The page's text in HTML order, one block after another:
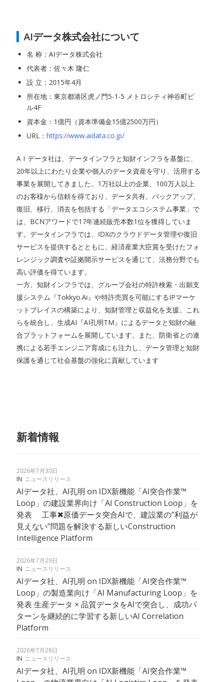
AIデータ株式会社について
名 称：AIデータ株式会社
代表者：佐々木 隆仁
設 立：2015年4月
所在地：東京都港区虎ノ門5-1-5 メトロシティ神谷町ビ
ル4F
資本金：1億円（資本準備金15億2500万円）
URL： https://www.aidata.co.jp/
AＩデータ社は、データインフラと知財インフラを基盤に、
20年以上にわたり企業や個人のデータ資産を守り、活用する
事業を展開してきました。1万社以上の企業、100万人以上
のお客様から信頼を得ており、データ共有、バックアップ、
復旧、移行、消去を包括する「データエコシステム事業」で
は、BCNアワードで17年連続販売本数1位を獲得していま
す。データインフラでは、IDXのクラウドデータ管理や復旧
サービスを提供するとともに、経済産業大臣賞を受けたフォ
レンジック調査や証拠開示サービスを通じて、法務分野でも
高い評価を得ています。
一方、知財インフラでは、グループ会社の特許検索・出願支
援システム『Tokkyo.Ai』や特許売買を可能にするIPマーケ
ットプレイスの構築により、知財管理と収益化を支援。これ
らを統合し、生成AI『AI孔明TM』によるデータと知財の融
合プラットフォームを展開しています。また、防衛省との連
携による若手エンジニア育成にも注力し、データ管理と知財
保護を通じて社会基盤の強化に貢献しています
新着情報
2026年7月30日
IN ニュースリリース
AIデータ社、AI孔明 on IDX新機能「AI突合作業™︎
Loop」の建設業界向け「AI Construction Loop」を
発表 工事✖︎原価データ突合AIで、建設業の”利益が
見えない”問題を解決する新しいConstruction
Intelligence Platform
2026年7月29日
IN ニュースリリース
AIデータ社、AI孔明 on IDX新機能「AI突合作業™
Loop」の製造業向け「AI Manufacturing Loop」を
発表 生産データ × 品質データをAIで突合し、成功パ
ターンを継続的に学習する新しいAI Correlation
Platform
2026年7月28日
IN ニュースリリース
AIデータ社、AI孔明 on IDX新機能「AI突合作業™